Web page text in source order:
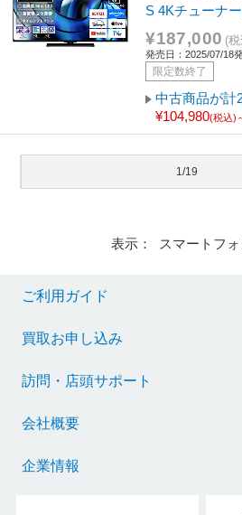
S 4Kチューナ
¥187,000 (
発売日：2025/07/18
限定数終了
中古商品が計
¥104,980(税込)
1/19
表示： スマートフォ
ご利用ガイド
買取お申し込み
訪問・店頭サポート
会社概要
企業情報